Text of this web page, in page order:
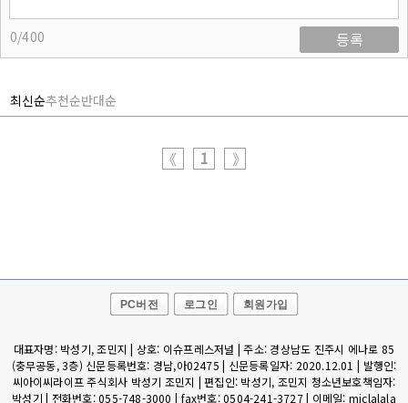
0/400 등록
최신순추천순반대순
《 1 》
PC버전 로그인 회원가입
대표자명: 박성기, 조민지 | 상호: 이슈프레스저널 | 주소: 경상남도 진주시 에나로 85
(충무공동, 3층) 신문등록번호: 경남,아02475 | 신문등록일자: 2020.12.01 | 발행인:
씨아이씨라이프 주식회사 박성기 조민지 | 편집인: 박성기, 조민지 청소년보호책임자:
박성기 | 전화번호: 055-748-3000 | fax번호: 0504-241-3727 | 이메일: mjclalala